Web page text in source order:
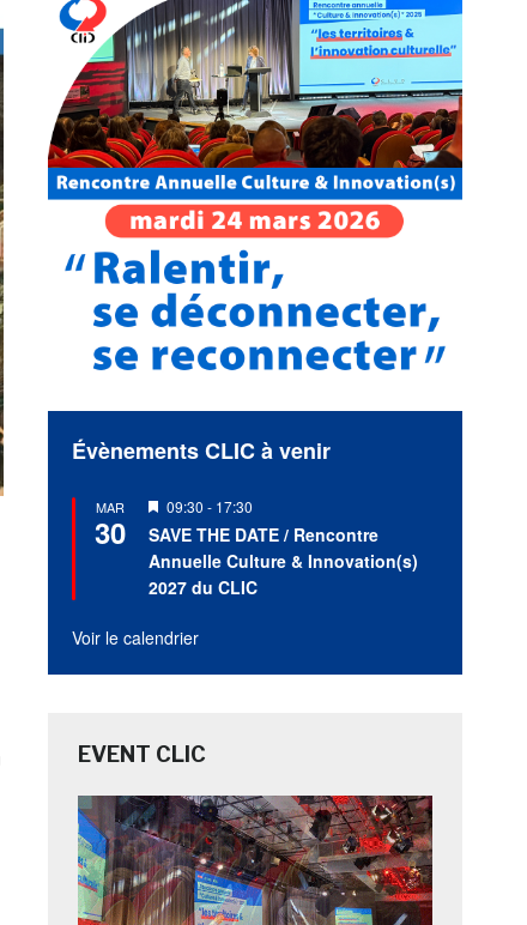
Évènements CLIC à venir
MAR
30
Mis
en
avant
09:30 - 17:30
SAVE THE DATE / Rencontre
Annuelle Culture & Innovation(s)
2027 du CLIC
Voir le calendrier
EVENT CLIC